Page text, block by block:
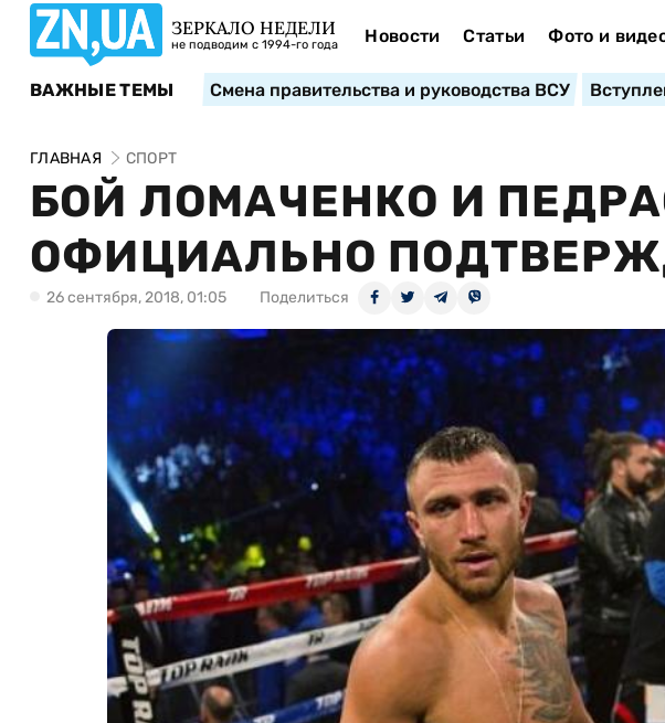
ЗЕРКАЛО НЕДЕЛИ
не подводим с 1994-го года Новости Статьи Фото и
ВАЖНЫЕ ТЕМЫ Смена правительства и руководства ВСУ
ГЛАВНАЯ СПОРТ
БОЙ ЛОМАЧЕНКО И
ОФИЦИАЛЬНО
26 сентября, 2018, 01:05 Поделиться